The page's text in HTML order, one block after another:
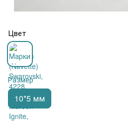
Цвет
Размер
10*5 мм